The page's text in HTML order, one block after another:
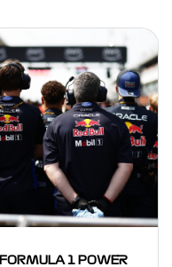
FORMULA 1 POWER